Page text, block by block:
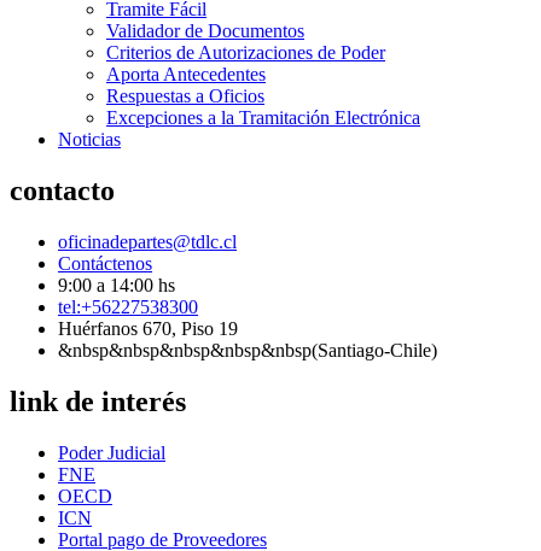
Tramite Fácil
Validador de Documentos
Criterios de Autorizaciones de Poder
Aporta Antecedentes
Respuestas a Oficios
Excepciones a la Tramitación Electrónica
Noticias
contacto
oficinadepartes@tdlc.cl
Contáctenos
9:00 a 14:00 hs
tel:+56227538300
Huérfanos 670, Piso 19
&nbsp&nbsp&nbsp&nbsp&nbsp(Santiago-Chile)
link de interés
Poder Judicial
FNE
OECD
ICN
Portal pago de Proveedores